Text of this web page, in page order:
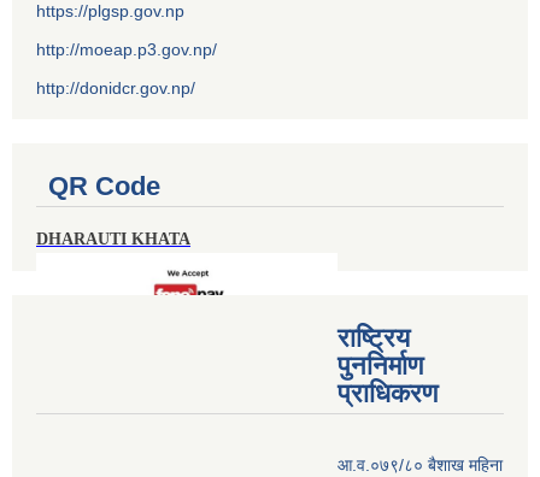
https://plgsp.gov.np
http://moeap.p3.gov.np/
http://donidcr.gov.np/
QR Code
DHARAUTI KHATA
राष्ट्रिय
पुननिर्माण
प्राधिकरण
आ.व.०७९/८० बैशाख महिना